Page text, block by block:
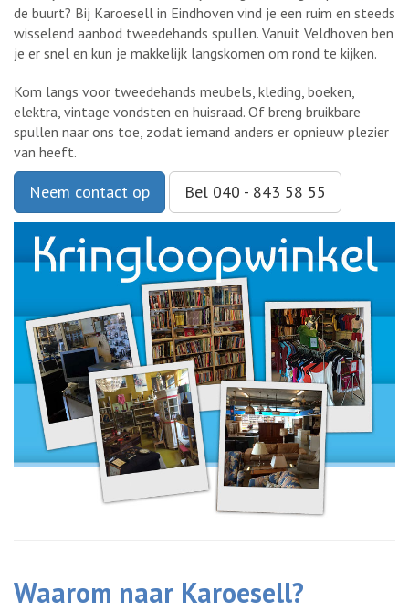
de buurt? Bij Karoesell in Eindhoven vind je een ruim en steeds
wisselend aanbod tweedehands spullen. Vanuit Veldhoven ben
je er snel en kun je makkelijk langskomen om rond te kijken.
Kom langs voor tweedehands meubels, kleding, boeken,
elektra, vintage vondsten en huisraad. Of breng bruikbare
spullen naar ons toe, zodat iemand anders er opnieuw plezier
van heeft.
Neem contact op Bel 040 - 843 58 55
Waarom naar Karoesell?